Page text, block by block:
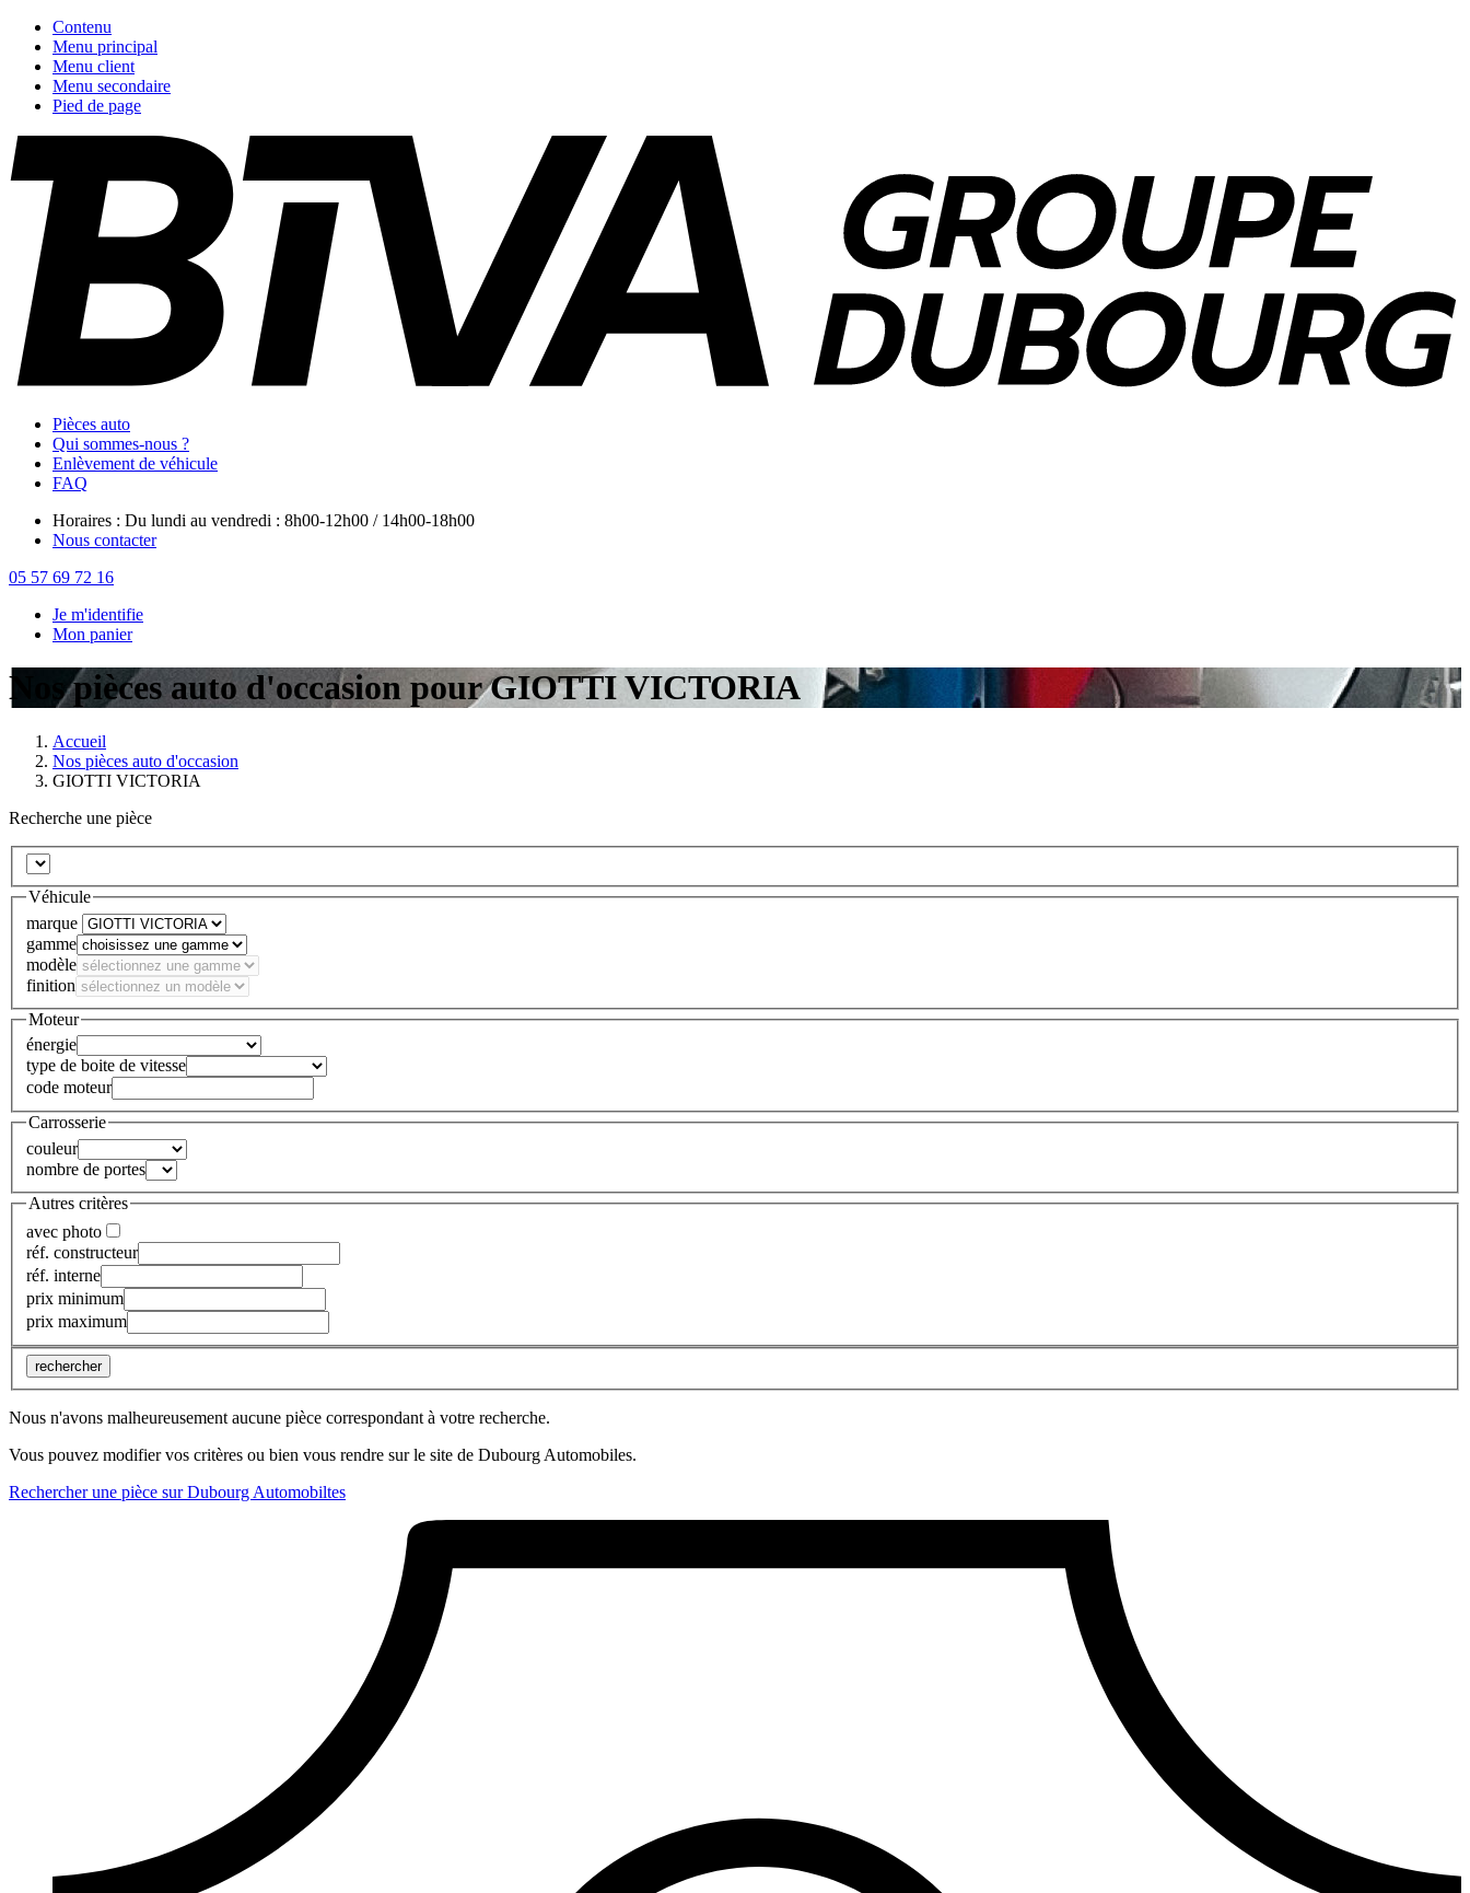
Contenu
Menu principal
Menu client
Menu secondaire
Pied de page
Pièces auto
Qui sommes-nous ?
Enlèvement de véhicule
FAQ
Horaires : Du lundi au vendredi : 8h00-12h00 / 14h00-18h00
Nous contacter
05 57 69 72 16
Je m'identifie
Mon panier
Nos pièces auto d'occasion pour GIOTTI VICTORIA
Accueil
Nos pièces auto d'occasion
GIOTTI VICTORIA
Recherche une pièce
Véhicule
marque
gamme
modèle
finition
Moteur
énergie
type de boite de vitesse
code moteur
Carrosserie
couleur
nombre de portes
Autres critères
avec photo
réf. constructeur
réf. interne
prix minimum
prix maximum
rechercher
Nous n'avons malheureusement aucune pièce correspondant à votre recherche.
Vous pouvez modifier vos critères ou bien vous rendre sur le site de Dubourg Automobiles.
Rechercher une pièce sur Dubourg Automobiltes